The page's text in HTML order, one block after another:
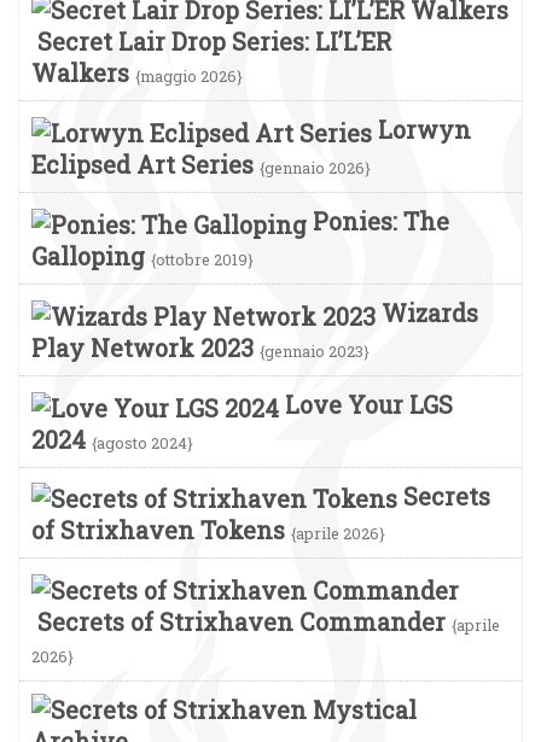
Secret Lair Drop Series: LI’L’ER
Walkers {maggio 2026}
Lorwyn
Eclipsed Art Series {gennaio 2026}
Ponies: The
Galloping {ottobre 2019}
Wizards
Play Network 2023 {gennaio 2023}
Love Your LGS
2024 {agosto 2024}
Secrets
of Strixhaven Tokens {aprile 2026}
Secrets of Strixhaven Commander {aprile
2026}